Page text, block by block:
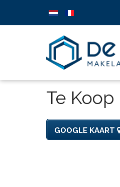
Te Koop
GOOGLE KAART